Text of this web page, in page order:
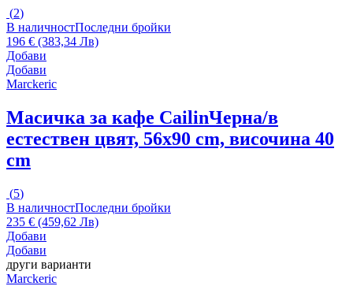
(2)
В наличностПоследни бройки
196 € (383,34 Лв)
Добави
Добави
Marckeric
Масичка за кафе CailinЧерна/в
естествен цвят, 56x90 cm, височина 40
cm
(5)
В наличностПоследни бройки
235 € (459,62 Лв)
Добави
Добави
други варианти
Marckeric